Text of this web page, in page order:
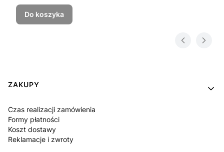
Do koszyka
Linki w stopce
ZAKUPY
Czas realizacji zamówienia
Formy płatności
Koszt dostawy
Reklamacje i zwroty